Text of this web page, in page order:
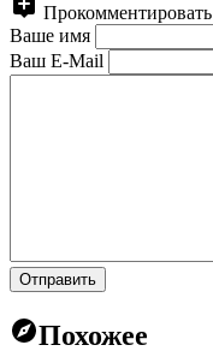
Прокомментировать
Ваше имя
Ваш E-Mail
Отправить
Похожее